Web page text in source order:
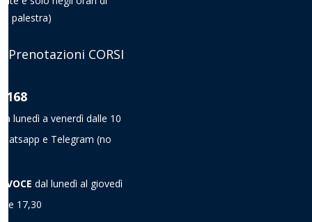
palestra)
Prenotazioni CORSI
168
lunedì a venerdì dalle 10
e Telegram (no
VOCE dal lunedì al giovedì
17,30